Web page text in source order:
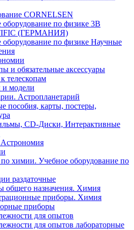
CORNELSEN
оборудование по физике 3B
(ГЕРМАНИЯ)
оборудование по физике Научные
и обязательные аксессуары
телескопам
и модели
Астропланетарий
пособия, карты, постеры,
CD-Диски, Интерактивные
химии. Учебное оборудование по
раздаточные
общего назначения. Химия
приборы. Химия
приборы
для опытов
для опытов лабораторные